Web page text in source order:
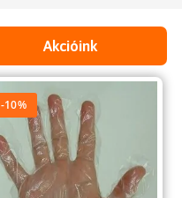
Akcióink
-10%